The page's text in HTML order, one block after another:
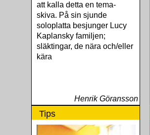
att kalla detta en tema-
skiva. På sin sjunde
soloplatta besjunger Lucy
Kaplansky familjen;
släktingar, de nära och/eller
kära
Henrik Göransson
Tips